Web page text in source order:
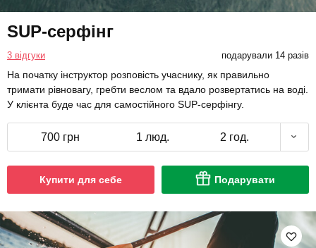
SUP-серфінг
3 відгуки подарували 14 разів
На початку інструктор розповість учаснику, як правильно
тримати рівновагу, гребти веслом та вдало розвертатись на воді.
У клієнта буде час для самостійного SUP-серфінгу.
700 грн 1 люд. 2 год.
Купити для себе Подарувати